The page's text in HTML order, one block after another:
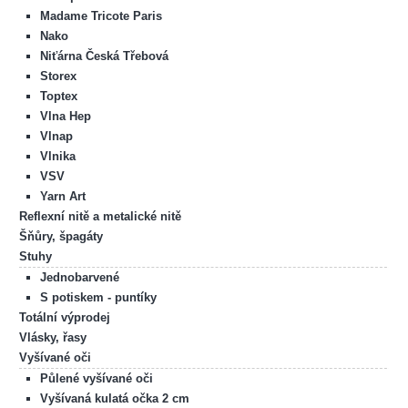
Madame Tricote Paris
Nako
Niťárna Česká Třebová
Storex
Toptex
Vlna Hep
Vlnap
Vlnika
VSV
Yarn Art
Reflexní nitě a metalické nitě
Šňůry, špagáty
Stuhy
Jednobarvené
S potiskem - puntíky
Totální výprodej
Vlásky, řasy
Vyšívané oči
Půlené vyšívané oči
Vyšívaná kulatá očka 2 cm